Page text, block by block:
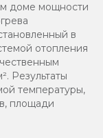
доме мощности
в
отопления
Результаты
температуры,
площади